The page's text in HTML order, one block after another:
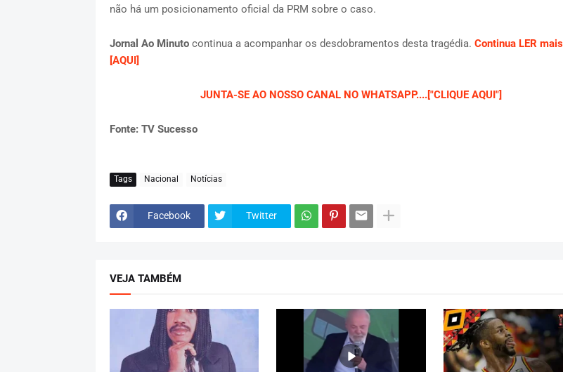
não há um posicionamento oficial da PRM sobre o caso.
Jornal Ao Minutocontinua a acompanhar os desdobramentos desta tragédia. Continua LER
[AQUI]
JUNTA-SE AO NOSSO CANAL NO WHATSAPP....["CLIQUE AQUI"]
Fonte: TV Sucesso
Tags Nacional Notícias
Facebook Twitter
VEJA TAMBÉM